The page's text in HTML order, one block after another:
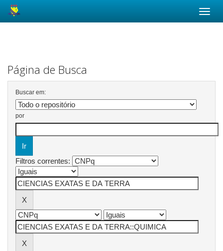
Página de Busca
Buscar em:
por
Filtros correntes: